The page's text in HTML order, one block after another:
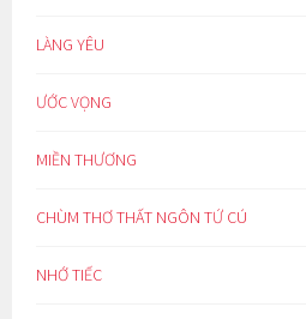
LÀNG YÊU
ƯỚC VỌNG
MIỀN THƯƠNG
CHÙM THƠ THẤT NGÔN TỨ CÚ
NHỚ TIẾC